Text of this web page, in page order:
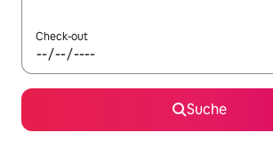
Check-out
Suche